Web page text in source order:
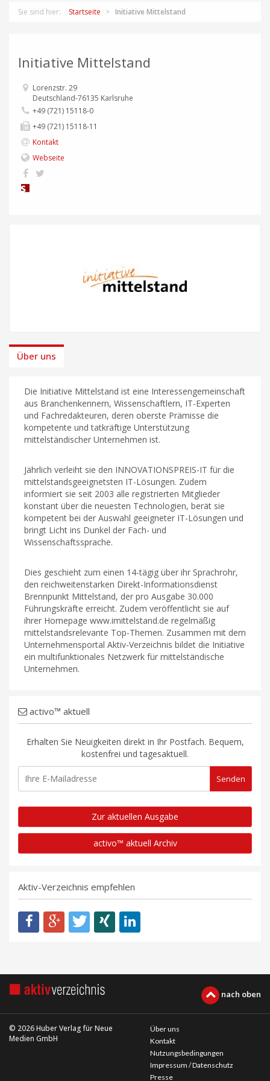
Sie sind hier: Startseite Initiative Mittelstand
Initiative Mittelstand
Lorenzstr. 29
Deutschland-76135 Karlsruhe
+49 (721) 15118-0
+49 (721) 15118-11
Kontakt
Webseite
Über uns
Die Initiative Mittelstand ist eine Interessengemeinschaft
aus Branchenkennern, Wissenschaftlern, IT-Experten
und Fachredakteuren, deren oberste Prämisse die
kompetente und tatkräftige Unterstützung
mittelständischer Unternehmen ist.
Jährlich verleiht sie den INNOVATIONSPREIS-IT für die
mittelstandsgeeignetsten IT-Lösungen. Zudem
informiert sie seit 2003 alle registrierten Mitglieder
konstant über die neuesten Technologien, berät sie
kompetent bei der Auswahl geeigneter IT-Lösungen und
bringt Licht ins Dunkel der Fach- und
Wissenschaftssprache.
Dies geschieht zum einen 14-tägig über ihr Sprachrohr,
den reichweitenstarken Direkt-Informationsdienst
Brennpunkt Mittelstand, der pro Ausgabe 30.000
Führungskräfte erreicht. Zudem veröffentlicht sie auf
ihrer Homepage www.imittelstand.de regelmäßig
mittelstandsrelevante Top-Themen. Zusammen mit dem
Unternehmensportal Aktiv-Verzeichnis bildet die Initiative
ein multifunktionales Netzwerk für mittelständische
Unternehmen.
activo™ aktuell
Erhalten Sie Neuigkeiten direkt in Ihr Postfach. Bequem,
kostenfrei und tagesaktuell.
Zur aktuellen Ausgabe
activo™ aktuell Archiv
Aktiv-Verzeichnis empfehlen
nach oben
© 2026 Huber Verlag für Neue
Medien GmbH
Über uns
Kontakt
Nutzungsbedingungen
Impressum / Datenschutz
Presse